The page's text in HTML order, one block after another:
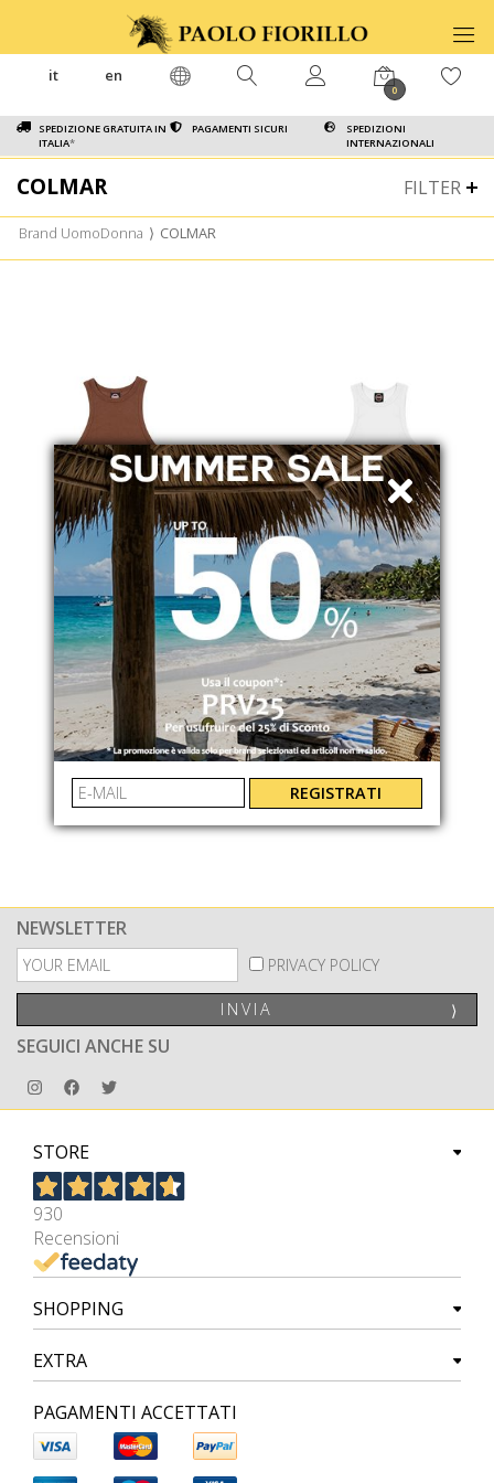
SPEDIZIONE GRATUITA IN
ITALIA*
PAGAMENTI SICURI
SPEDIZIONI
INTERNAZIONALI
it en
0
FILTER
COLMAR
Brand UomoDonna ⟩ COLMAR
COLMAR
CANOTTA A COSTINE
86547ZA768
€ 49.00 -49%
€ 25.00
COLMAR
CANOTTA A COSTINE
86547ZA01
€ 49.00 -49%
€ 25.00
NEWSLETTER
PRIVACY POLICY
INVIA ⟩
SEGUICI ANCHE SU
STORE
930
Recensioni
SHOPPING
EXTRA
PAGAMENTI ACCETTATI
REGISTRATI